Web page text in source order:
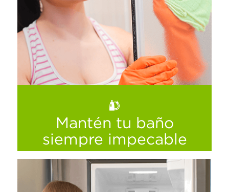
Mantén tu baño
siempre impecable